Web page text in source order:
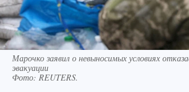
Марочко заявил о невыносимых условиях
эвакуации
Фото: REUTERS.